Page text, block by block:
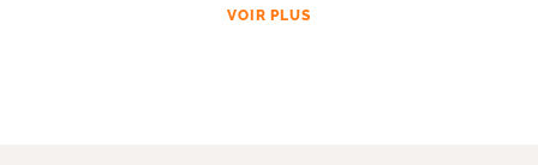
VOIR PLUS